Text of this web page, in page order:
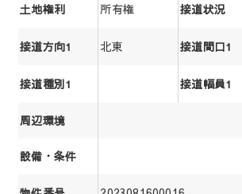
土地権利 所有権 接道状況
接道方向1 北東 接道間口1
接道種別1 接道幅員1
周辺環境
設備・条件